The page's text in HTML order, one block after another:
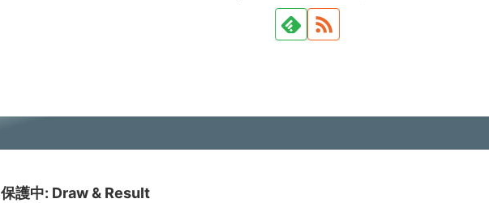
保護中: Draw & Result